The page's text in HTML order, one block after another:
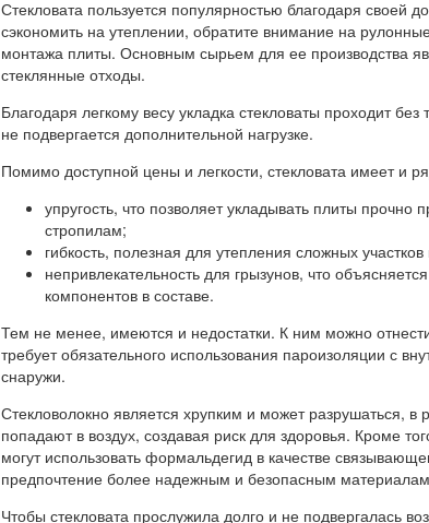
Стекловата пользуется популярностью благодаря своей
сэкономить на утеплении, обратите внимание на
монтажа плиты. Основным сырьем для ее производства
стеклянные отходы.
Благодаря легкому весу укладка стекловаты проходит
не подвергается дополнительной нагрузке.
Помимо доступной цены и легкости, стекловата имеет и
упругость, что позволяет укладывать плиты прочно
стропилам;
гибкость, полезная для утепления сложных
непривлекательность для грызунов, что
компонентов в составе.
Тем не менее, имеются и недостатки. К ним можно
требует обязательного использования пароизоляции с
снаружи.
Стекловолокно является хрупким и может разрушаться, в
попадают в воздух, создавая риск для здоровья. Кроме
могут использовать формальдегид в качестве
предпочтение более надежным и безопасным
Чтобы стекловата прослужила долго и не подвергалась